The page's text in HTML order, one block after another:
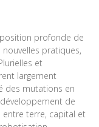
profonde de
pratiques,
et
largement
des mutations en
de
entre terre, capital et